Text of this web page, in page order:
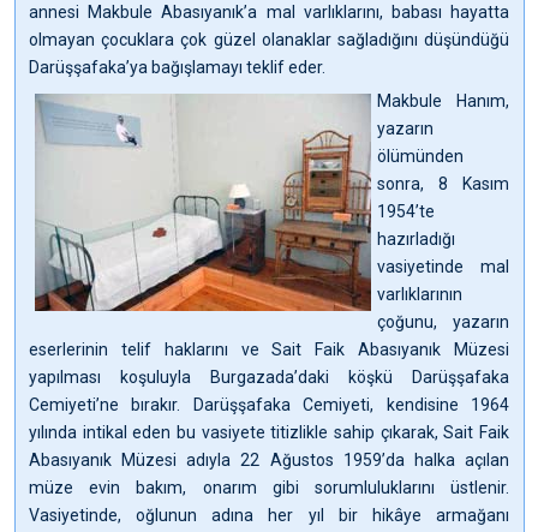
annesi Makbule Abasıyanık’a mal varlıklarını, babası hayatta
olmayan çocuklara çok güzel olanaklar sağladığını düşündüğü
Darüşşafaka’ya bağışlamayı teklif eder.
Makbule Hanım,
yazarın
ölümünden
sonra, 8 Kasım
1954’te
hazırladığı
vasiyetinde mal
varlıklarının
çoğunu, yazarın
eserlerinin telif haklarını ve Sait Faik Abasıyanık Müzesi
yapılması koşuluyla Burgazada’daki köşkü Darüşşafaka
Cemiyeti’ne bırakır. Darüşşafaka Cemiyeti, kendisine 1964
yılında intikal eden bu vasiyete titizlikle sahip çıkarak, Sait Faik
Abasıyanık Müzesi adıyla 22 Ağustos 1959’da halka açılan
müze evin bakım, onarım gibi sorumluluklarını üstlenir.
Vasiyetinde, oğlunun adına her yıl bir hikâye armağanı